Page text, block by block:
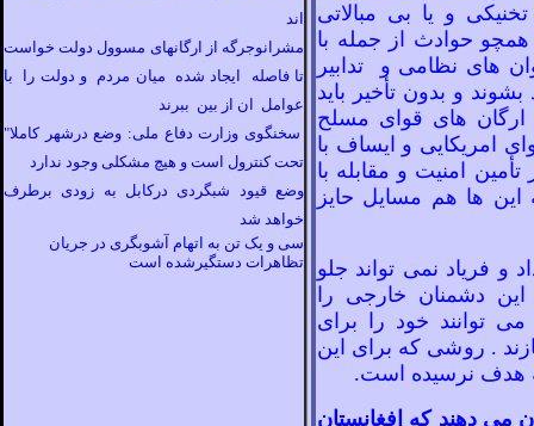
و يا بی مبالاتی
همچو حوادث از جمله با
های نظامی و تدابير
و بدون تأخير بايد
ارگان های قوای مسلح
امريکايی و ايساف با
تأمين امنيت و مقابله با
اين ها هم مسايل حايز
و فرياد نمی تواند جلو
دشمنان خارجی را
می توانند خود را برای
. روشی که برای اين
هدف نرسيده است.
می دهند که افغانستان
اند
مشرانوجرگه از ارگانهای مسوول دولت خواست
تا فاصله ایجاد شده میان مردم و دولت را با
عوامل ان از بین ببرند
سخنگوی وزارت دفاع ملی: وضع درشهر کاملا"
تحت کنترول است و هیچ مشکلی وجود ندارد
وضع قیود شبگردی درکابل به زودی برطرف
خواهد شد
سی و یک تن به اتهام آشوبگری در جریان
تظاهرات دستگیرشده است